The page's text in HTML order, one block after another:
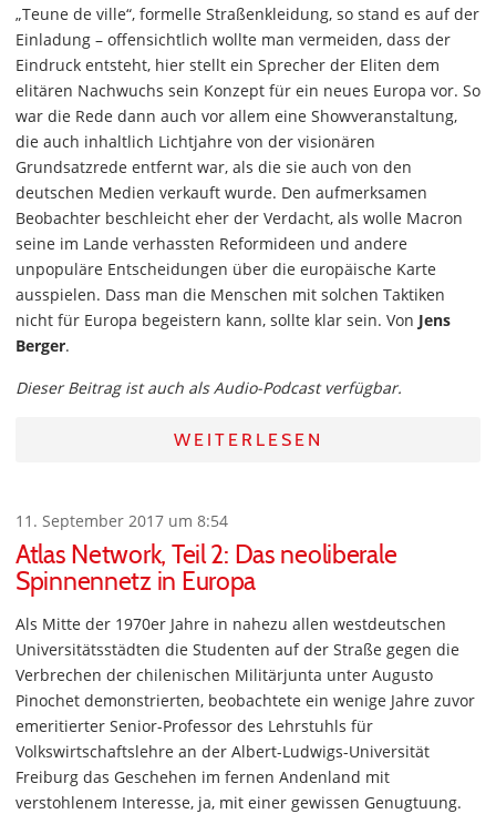
„Teune de ville“, formelle Straßenkleidung, so stand es auf der
Einladung – offensichtlich wollte man vermeiden, dass der
Eindruck entsteht, hier stellt ein Sprecher der Eliten dem
elitären Nachwuchs sein Konzept für ein neues Europa vor. So
war die Rede dann auch vor allem eine Showveranstaltung,
die auch inhaltlich Lichtjahre von der visionären
Grundsatzrede entfernt war, als die sie auch von den
deutschen Medien verkauft wurde. Den aufmerksamen
Beobachter beschleicht eher der Verdacht, als wolle Macron
seine im Lande verhassten Reformideen und andere
unpopuläre Entscheidungen über die europäische Karte
ausspielen. Dass man die Menschen mit solchen Taktiken
nicht für Europa begeistern kann, sollte klar sein. Von Jens
Berger.
Dieser Beitrag ist auch als Audio-Podcast verfügbar.
WEITERLESEN
11. September 2017 um 8:54
Atlas Network, Teil 2: Das neoliberale
Spinnennetz in Europa
Als Mitte der 1970er Jahre in nahezu allen westdeutschen
Universitätsstädten die Studenten auf der Straße gegen die
Verbrechen der chilenischen Militärjunta unter Augusto
Pinochet demonstrierten, beobachtete ein wenige Jahre zuvor
emeritierter Senior-Professor des Lehrstuhls für
Volkswirtschaftslehre an der Albert-Ludwigs-Universität
Freiburg das Geschehen im fernen Andenland mit
verstohlenem Interesse, ja, mit einer gewissen Genugtuung.